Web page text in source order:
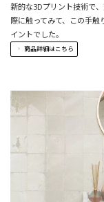
新的な3Dプリント技術で
際に触ってみて、この手
イントでした。
商品詳細はこちら